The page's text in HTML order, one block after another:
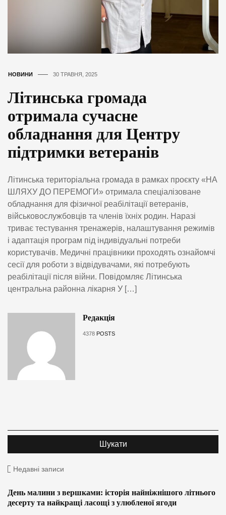
НОВИНИ 30 ТРАВНЯ, 2025
Літинська громада
отримала сучасне
обладнання для Центру
підтримки ветеранів
Літинська територіальна громада в рамках проєкту «НА
ШЛЯХУ ДО ПЕРЕМОГИ» отримала спеціалізоване
обладнання для фізичної реабілітації ветеранів,
військовослужбовців та членів їхніх родин. Наразі
триває тестування тренажерів, налаштування режимів
і адаптація програм під індивідуальні потреби
користувачів. Медичні працівники проходять ознайомчі
сесії для роботи з відвідувачами, які потребують
реабілітації після війни. Повідомляє Літинська
центральна районна лікарня У […]
Редакція
4378 POSTS
Недавні записи
День малини з вершками: історія найніжнішого літнього
десерту та найкращі ласощі з улюбленої ягоди